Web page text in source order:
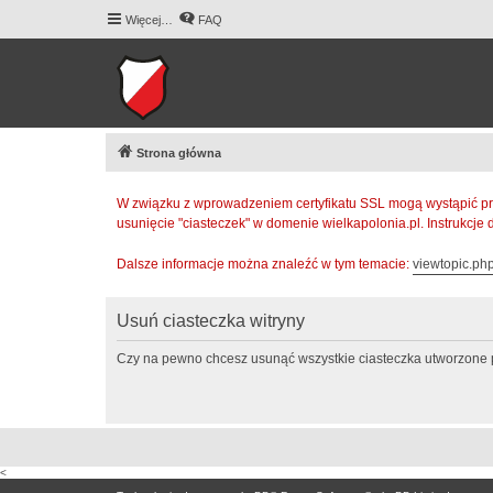
Więcej… FAQ
Strona główna
W związku z wprowadzeniem certyfikatu SSL mogą wystąpić
usunięcie "ciasteczek" w domenie wielkapolonia.pl.
Dalsze informacje można znaleźć w tym temacie:
Usuń ciasteczka witryny
Czy na pewno chcesz usunąć wszystkie ciasteczka utworzone
<